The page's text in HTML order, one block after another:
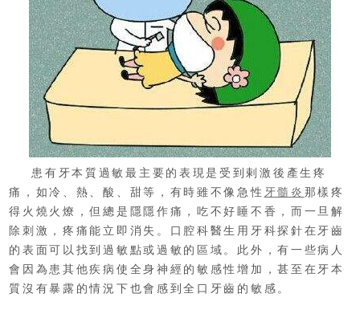
患有牙本質過敏最主要的表現是受到剌激後產生疼
痛，如冷、熱、酸、甜等，有時雖不像急性 牙髓炎 那樣疼
得火燒火燎，但總是隱隱作痛，吃不好睡不香，而一旦解
除刺激，疼痛能立即消失。口腔科醫生用牙科探針在牙齒
的表面可以找到過敏點或過敏的區域。此外，有一些病人
會因為患其他疾病使全身神經的敏感性增加，甚至在牙本
質沒有暴露的情況下也會感到全口牙齒的敏感。